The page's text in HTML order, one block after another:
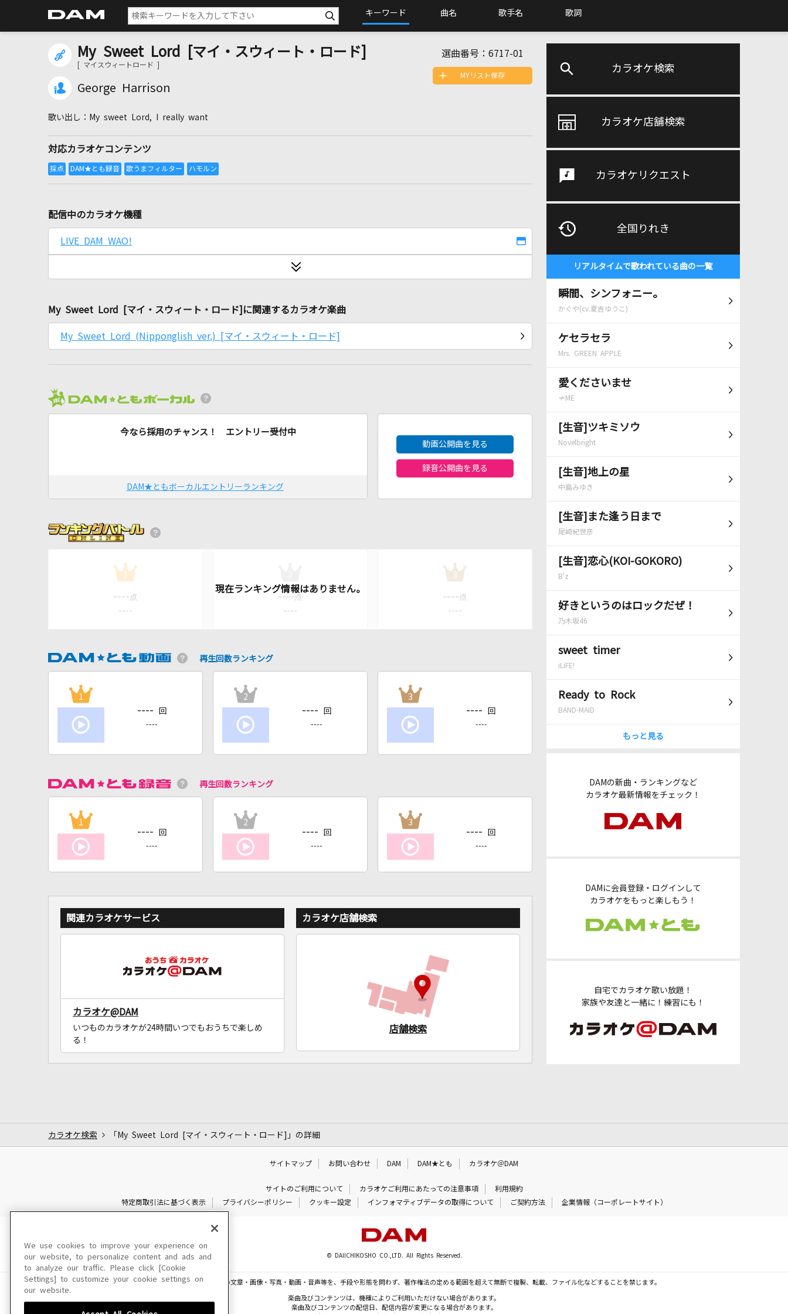
キーワード 曲名 歌手名 歌詞
カラオケ検索
カラオケ店舗検索
カラオケリクエスト
全国りれき
リアルタイムで歌われている曲の一覧
瞬間、シンフォニー。
かぐや(cv.夏吉ゆうこ)
ケセラセラ
Mrs. GREEN APPLE
愛くださいませ
≠ME
[生音]ツキミソウ
Novelbright
[生音]地上の星
中島みゆき
[生音]また逢う日まで
尾崎紀世彦
[生音]恋心(KOI-GOKORO)
B'z
好きというのはロックだぜ！
乃木坂46
sweet timer
iLiFE!
Ready to Rock
BAND-MAID
もっと見る
DAMの新曲・ランキングなど
カラオケ最新情報をチェック！
DAMに会員登録・ログインして
カラオケをもっと楽しもう！
自宅でカラオケ歌い放題！
家族や友達と一緒に！練習にも！
My Sweet Lord [マイ・スウィート・ロード]
[ マイスウィートロード ]
George Harrison
選曲番号： 6717-01
My sweet Lord, I really want
対応カラオケコンテンツ
MYリスト保存
配信中のカラオケ機種
LIVE DAM WAO!
My Sweet Lord [マイ・スウィート・ロード]に関連するカラオケ楽曲
My Sweet Lord (Nipponglish ver.) [マイ・スウィート・ロード]
今なら採用のチャンス！ エントリー受付中
DAM★ともボーカルエントリーランキング
動画公開曲を見る
録音公開曲を見る
1
---- 点
----
---- 点
----
3
---- 点
----
再生回数ランキング
1
---- 回
----
2
---- 回
----
3
---- 回
----
再生回数ランキング
1
---- 回
----
2
---- 回
----
3
---- 回
----
関連カラオケサービス
カラオケ@DAM
いつものカラオケが24時間いつでもおうちで楽しめ
る！
カラオケ店舗検索
店舗検索
カラオケ検索 「My Sweet Lord [マイ・スウィート・ロード]」の詳細
サイトマップ お問い合わせ DAM DAM★とも カラオケ＠DAM
サイトのご利用について カラオケご利用にあたっての注意事項
利用規約
特定商取引法に基づく表示
プライバシーポリシー クッキー設定 インフォマティブデータの取得について ご契約方法 企業情報（コーポレートサイト）
© DAIICHIKOSHO CO.,LTD. All Rights Reserved.
このサイトに掲載されている一切の文章・画像・写真・動画・音声等を、手段や形態を問わず、著作権法の定める範囲を超えて無断で複製、転載、ファイル化などすることを禁じます。
楽曲及びコンテンツは、機種によりご利用いただけない場合があります。
楽曲及びコンテンツの配信日、配信内容が変更になる場合があります。
We use cookies to improve your experience on
our website, to personalize content and ads and
to analyze our traffic. Please click [Cookie
Settings] to customize your cookie settings on
our website.